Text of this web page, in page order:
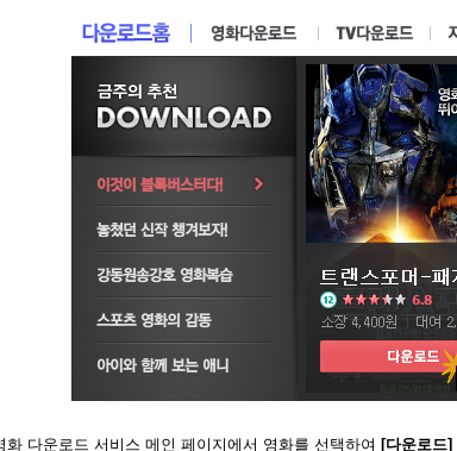
화 다운로드 서비스 메인 페이지에서 영화를 선택하여 [다운로드]